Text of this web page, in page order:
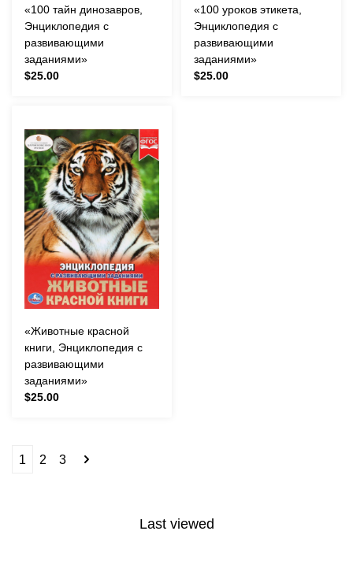
«100 тайн динозавров,
Энциклопедия с
развивающими
заданиями»
$25.00
«100 уроков этикета,
Энциклопедия с
развивающими
заданиями»
$25.00
«Животные красной
книги, Энциклопедия с
развивающими
заданиями»
$25.00
1 2 3
Last viewed